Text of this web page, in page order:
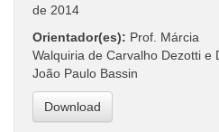
de 2014
Orientador(es): Prof. Márcia
Walquiria de Carvalho Dezotti e
João Paulo Bassin
Download